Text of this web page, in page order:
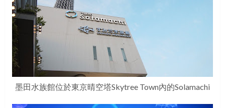
墨田水族館位於東京晴空塔Skytree Town內的Solamachi